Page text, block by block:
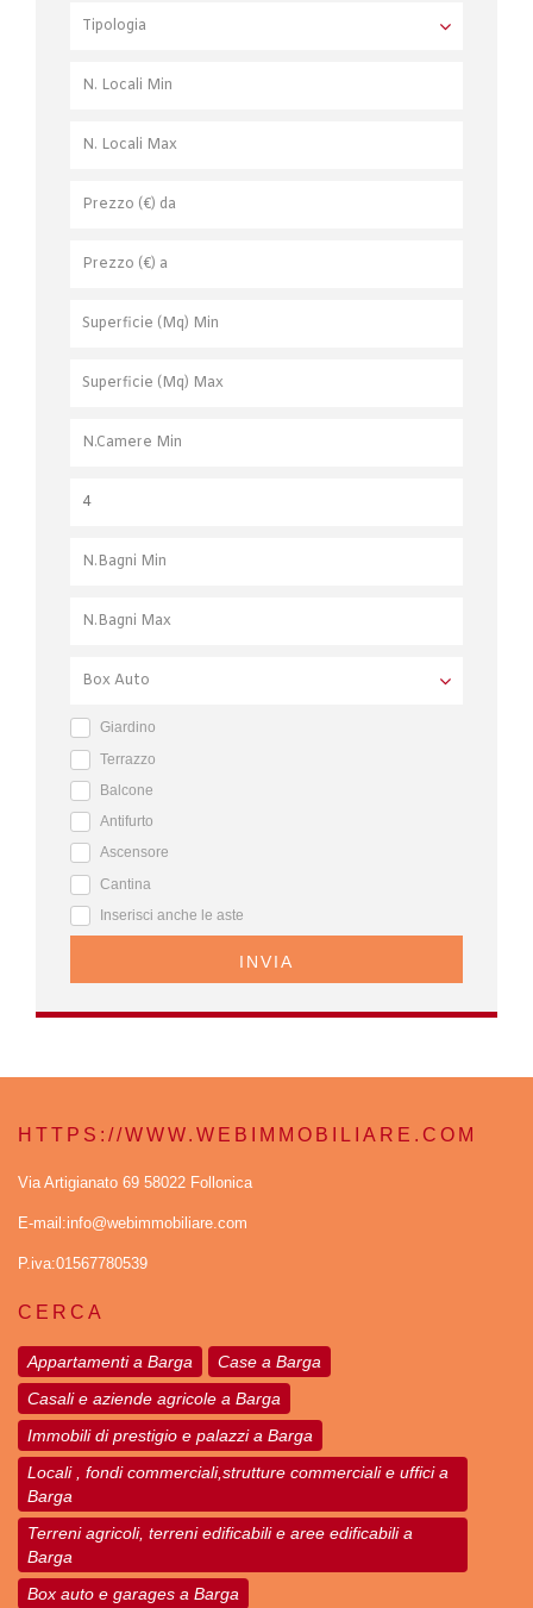
Giardino
Terrazzo
Balcone
Antifurto
Ascensore
Cantina
Inserisci anche le aste
INVIA
HTTPS://WWW.WEBIMMOBILIARE.COM
Via Artigianato 69 58022 Follonica
E-mail:info@webimmobiliare.com
P.iva:01567780539
CERCA
Appartamenti a Barga
Case a Barga
Casali e aziende agricole a Barga
Immobili di prestigio e palazzi a Barga
Locali , fondi commerciali,strutture commerciali e uffici a
Barga
Terreni agricoli, terreni edificabili e aree edificabili a
Barga
Box auto e garages a Barga